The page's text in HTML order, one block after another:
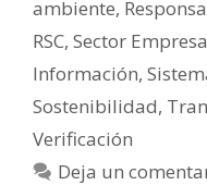
ambiente,
RSC, Sector
Información,
Sostenibilidad,
Verificación
Deja un